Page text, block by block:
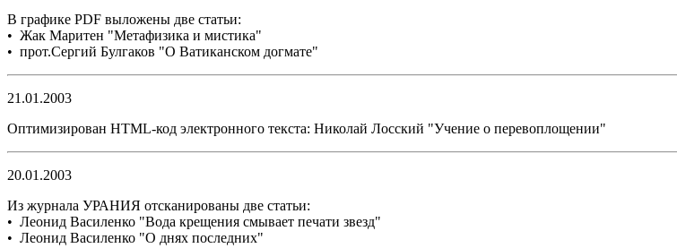
В графике PDF выложены две статьи:
• Жак Маритен "Метафизика и мистика"
• прот.Сергий Булгаков "О Ватиканском догмате"
21.01.2003
Оптимизирован HTML-код электронного текста: Николай Лосский "Учение о перевоплощении"
20.01.2003
Из журнала УРАНИЯ отсканированы две статьи:
• Леонид Василенко "Вода крещения смывает печати звезд"
• Леонид Василенко "О днях последних"